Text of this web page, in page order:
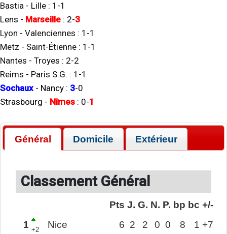
Bastia - Lille : 1 -1
Lens - Marseille : 2-3
Lyon - Valenciennes : 1 -1
Metz - Saint-Étienne : 1 -1
Nantes - Troyes : 2-2
Reims - Paris S.G. : 1 -1
Sochaux - Nancy : 3-0
Strasbourg - Nîmes : 0-1
Général Domicile Extérieur
Classement Général
Pts J. G. N. P. bp bc +/-
1 +2 Nice 6 2 2 0 0 8 1 +7